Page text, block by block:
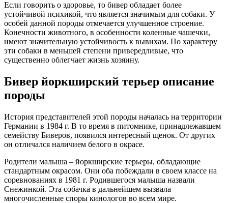
Если говорить о здоровье, то бивер обладает более
устойчивой психикой, что является значимым для собаки. У
особей данной породы отмечается улучшенное строение.
Конечности животного, в особенности коленные чашечки,
имеют значительную устойчивость к вывихам. По характеру
эти собаки в меньшей степени привередливые, что
существенно облегчает жизнь хозяину.
Бивер йоркширский терьер описание
породы
История представителей этой породы началась на территории
Германии в 1984 г. В то время в питомнике, принадлежавшем
семейству Биверов, появился интересный щенок. От других
он отличался наличием белого в окрасе.
Родители малыша – йоркширские терьеры, обладающие
стандартным окрасом. Они оба побеждали в своем классе на
соревнованиях в 1981 г. Родившегося малыша назвали
Снежинкой. Эта собачка в дальнейшем вызвала
многочисленные споры кинологов во всем мире.